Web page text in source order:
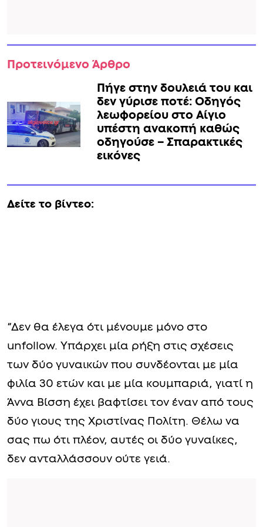
Προτεινόμενο Άρθρο
Πήγε στην δουλειά του και
δεν γύρισε ποτέ: Οδηγός
λεωφορείου στο Αίγιο
υπέστη ανακοπή καθώς
οδηγούσε – Σπαρακτικές
εικόνες
Δείτε το βίντεο:
“Δεν θα έλεγα ότι μένουμε μόνο στο
unfollow. Υπάρχει μία ρήξη στις σχέσεις
των δύο γυναικών που συνδέονται με μία
φιλία 30 ετών και με μία κουμπαριά, γιατί η
Άννα Βίσση έχει βαφτίσει τον έναν από τους
δύο γιους της Χριστίνας Πολίτη. Θέλω να
σας πω ότι πλέον, αυτές οι δύο γυναίκες,
δεν ανταλλάσσουν ούτε γειά.